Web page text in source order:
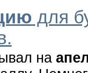
для
на